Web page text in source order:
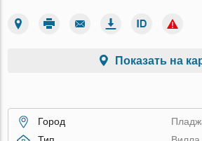
Показать на
Город